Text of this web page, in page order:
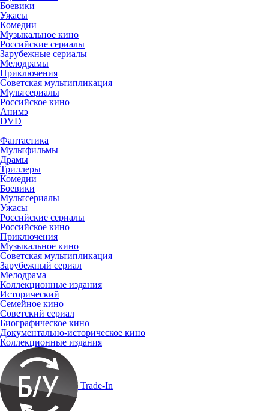
Боевики
Ужасы
Комедии
Музыкальное кино
Российские сериалы
Зарубежные сериалы
Мелодрамы
Приключения
Советская мультипликация
Мультсериалы
Российское кино
Анимэ
DVD
Фантастика
Мультфильмы
Драмы
Триллеры
Комедии
Боевики
Мультсериалы
Ужасы
Российские сериалы
Российское кино
Приключения
Музыкальное кино
Советская мультипликация
Зарубежный сериал
Мелодрама
Коллекционные издания
Исторический
Семейное кино
Советский сериал
Биографическое кино
Документально-историческое кино
Коллекционные издания
Trade-In